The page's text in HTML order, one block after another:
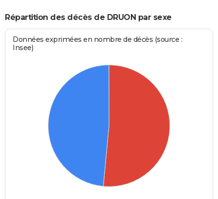
Répartition des décès de DRUON par sexe
Données exprimées en nombre de décès (source :
Insee)